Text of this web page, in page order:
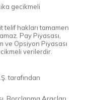
gecikmeli
telif hakları tamamen
Pay Piyasası,
ve Opsiyon Piyasası
verilerdir.
tarafından